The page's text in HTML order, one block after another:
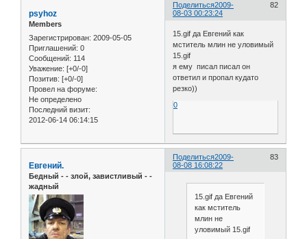
Поделиться 82
2009-
08-03 00:23:24
psyhoz
Members
Зарегистрирован: 2009-05-05
Приглашений: 0
Сообщений: 114
Уважение: [+0/-0]
Позитив: [+0/-0]
Провел на форуме:
Не определено
Последний визит:
2012-06-14 06:14:15
15.gif да Евгений как
мститель млин не уловимый
15.gif
я ему писал писал он
ответил и пропал кудато
резко))
0
Поделиться 83
2009-
08-08 16:08:22
Евгений.
Бедный - - злой, завистливый - -
жадный
15.gif да Евгений
как мститель
млин не
уловимый 15.gif